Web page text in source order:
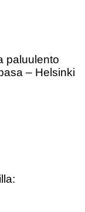
paluulento
– Helsinki